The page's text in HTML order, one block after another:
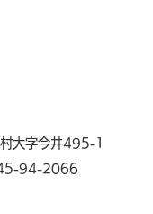
大字今井495-1
94-2066